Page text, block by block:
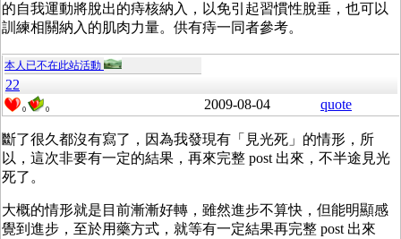
的自我運動將脫出的痔核納入，以免引起習慣性脫垂，也可以
訓練相關納入的肌肉力量。供有痔一同者參考。
本人已不在此站活動
22
0 0 2009-08-04 quote
斷了很久都沒有寫了，因為我發現有「見光死」的情形，所
以，這次非要有一定的結果，再來完整 post 出來，不半途見光
死了。
大概的情形就是目前漸漸好轉，雖然進步不算快，但能明顯感
覺到進步，至於用藥方式，就等有一定結果再完整 post 出來